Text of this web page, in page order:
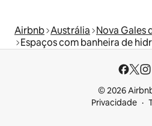
Airbnb Austrália Nova Gales
Espaços com banheira de
© 2026
Privacidade